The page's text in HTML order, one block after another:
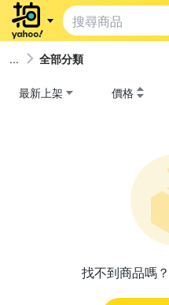
全部分類
最新上架 價格
找不到商品嗎